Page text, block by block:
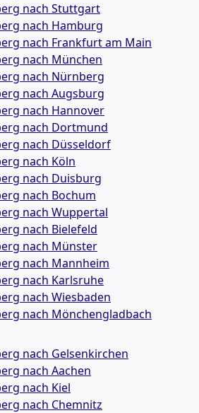
nach Stuttgart
nach Hamburg
nach Frankfurt am Main
nach München
nach Nürnberg
nach Augsburg
nach Hannover
nach Dortmund
nach Düsseldorf
nach Köln
nach Duisburg
nach Bochum
nach Wuppertal
nach Bielefeld
nach Münster
nach Mannheim
nach Karlsruhe
nach Wiesbaden
nach Mönchen­gladbach
nach Gelsenkirchen
nach Aachen
nach Kiel
nach Chemnitz